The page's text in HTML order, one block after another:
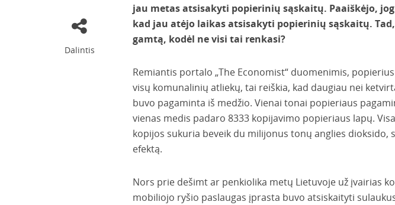
Dalintis
jau metas atsisakyti popierinių sąskaitų. Paaiškėjo,
kad jau atėjo laikas atsisakyti popierinių sąskaitų.
gamtą, kodėl ne visi tai renkasi?
Remiantis portalo „The Economist“ duomenimis,
visų komunalinių atliekų, tai reiškia, kad daugiau nei
buvo pagaminta iš medžio. Vienai tonai popieriaus
vienas medis padaro 8333 kopijavimo popieriaus lapų.
kopijos sukuria beveik du milijonus tonų anglies
efektą.
Nors prie dešimt ar penkiolika metų Lietuvoje už įvairias
mobiliojo ryšio paslaugas įprasta buvo atsiskaityti